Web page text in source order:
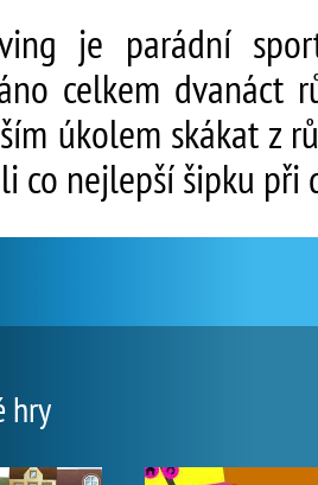
je parádní
celkem dvanáct
úkolem skákat z
co nejlepší šipku při
hry